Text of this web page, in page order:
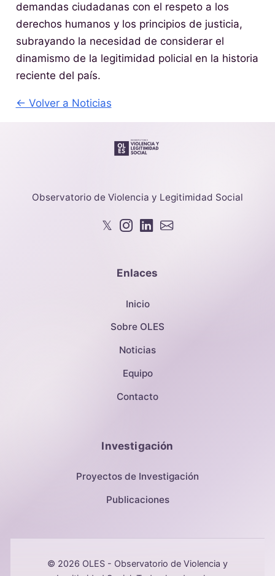
demandas ciudadanas con el respeto a los
derechos humanos y los principios de justicia,
subrayando la necesidad de considerar el
dinamismo de la legitimidad policial en la historia
reciente del país.
← Volver a Noticias
Observatorio de Violencia y Legitimidad Social
𝕏
Enlaces
Inicio
Sobre OLES
Noticias
Equipo
Contacto
Investigación
Proyectos de Investigación
Publicaciones
© 2026 OLES - Observatorio de Violencia y